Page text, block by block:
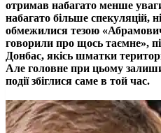
отримав набагато менше
набагато більше спекуляцій,
обмежилися тезою
говорили про щось таємне»,
Донбас, якісь шматки
Але головне при цьому
події збіглися саме в той час.